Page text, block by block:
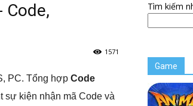
Code,
1571
PC. Tổng hợp Code
sự kiện nhận mã Code và
Tìm kiếm
Game